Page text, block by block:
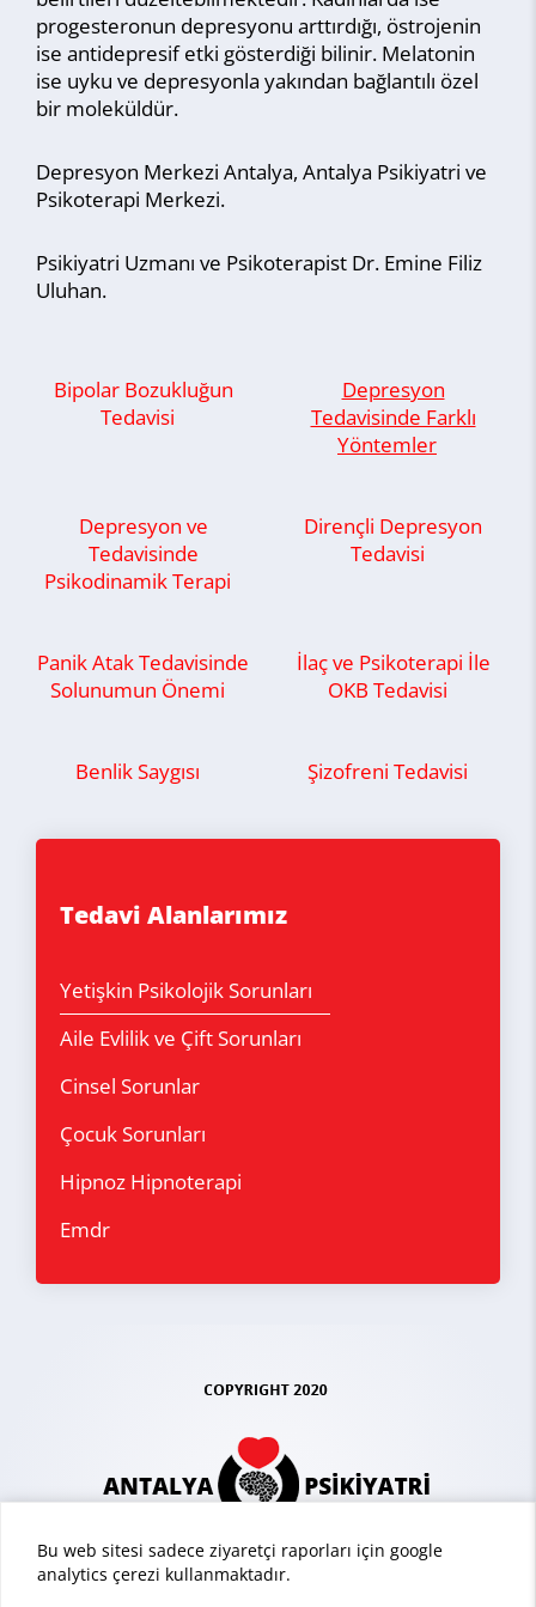
progesteronun depresyonu arttırdığı, östrojenin
ise antidepresif etki gösterdiği bilinir. Melatonin
ise uyku ve depresyonla yakından bağlantılı özel
bir moleküldür.
Depresyon Merkezi Antalya, Antalya Psikiyatri ve
Psikoterapi Merkezi.
Psikiyatri Uzmanı ve Psikoterapist Dr. Emine Filiz
Uluhan.
Bipolar Bozukluğun
Tedavisi
Depresyon
Tedavisinde Farklı
Yöntemler
Depresyon ve
Tedavisinde
Psikodinamik Terapi
Dirençli Depresyon
Tedavisi
Panik Atak Tedavisinde
Solunumun Önemi
İlaç ve Psikoterapi İle
OKB Tedavisi
Benlik Saygısı Şizofreni Tedavisi
Tedavi Alanlarımız
Yetişkin Psikolojik Sorunları
Aile Evlilik ve Çift Sorunları
Cinsel Sorunlar
Çocuk Sorunları
Hipnoz Hipnoterapi
Emdr
Bu web sitesi sadece ziyaretçi raporları için google
analytics çerezi kullanmaktadır.